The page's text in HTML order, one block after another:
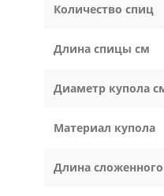
Количество спиц
Длина спицы см
Диаметр купола
Материал купола
Длина